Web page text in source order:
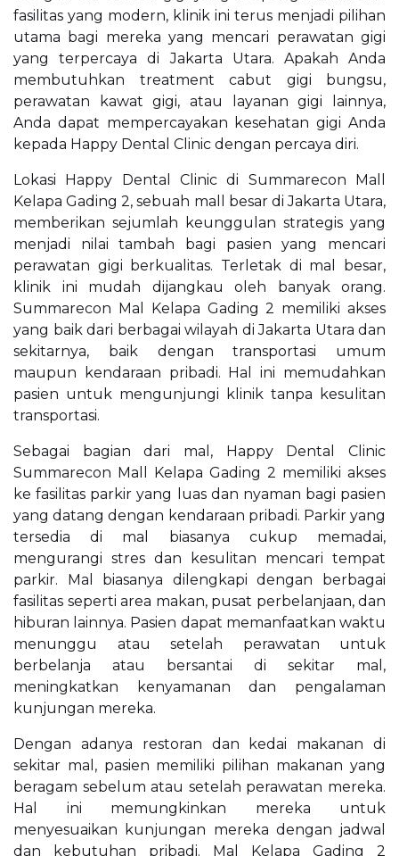
fasilitas yang modern, klinik ini terus menjadi pilihan
utama bagi mereka yang mencari perawatan gigi
yang terpercaya di Jakarta Utara. Apakah Anda
membutuhkan treatment cabut gigi bungsu,
perawatan kawat gigi, atau layanan gigi lainnya,
Anda dapat mempercayakan kesehatan gigi Anda
kepada Happy Dental Clinic dengan percaya diri.
Lokasi Happy Dental Clinic di Summarecon Mall
Kelapa Gading 2, sebuah mall besar di Jakarta Utara,
memberikan sejumlah keunggulan strategis yang
menjadi nilai tambah bagi pasien yang mencari
perawatan gigi berkualitas. Terletak di mal besar,
klinik ini mudah dijangkau oleh banyak orang.
Summarecon Mal Kelapa Gading 2 memiliki akses
yang baik dari berbagai wilayah di Jakarta Utara dan
sekitarnya, baik dengan transportasi umum
maupun kendaraan pribadi. Hal ini memudahkan
pasien untuk mengunjungi klinik tanpa kesulitan
transportasi.
Sebagai bagian dari mal, Happy Dental Clinic
Summarecon Mall Kelapa Gading 2 memiliki akses
ke fasilitas parkir yang luas dan nyaman bagi pasien
yang datang dengan kendaraan pribadi. Parkir yang
tersedia di mal biasanya cukup memadai,
mengurangi stres dan kesulitan mencari tempat
parkir. Mal biasanya dilengkapi dengan berbagai
fasilitas seperti area makan, pusat perbelanjaan, dan
hiburan lainnya. Pasien dapat memanfaatkan waktu
menunggu atau setelah perawatan untuk
berbelanja atau bersantai di sekitar mal,
meningkatkan kenyamanan dan pengalaman
kunjungan mereka.
Dengan adanya restoran dan kedai makanan di
sekitar mal, pasien memiliki pilihan makanan yang
beragam sebelum atau setelah perawatan mereka.
Hal ini memungkinkan mereka untuk
menyesuaikan kunjungan mereka dengan jadwal
dan kebutuhan pribadi. Mal Kelapa Gading 2